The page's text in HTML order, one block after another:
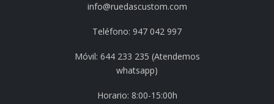
info@ruedascustom.com
Teléfono: 947 042 997
Móvil: 644 233 235 (Atendemos
whatsapp)
Horario: 8:00-15:00h